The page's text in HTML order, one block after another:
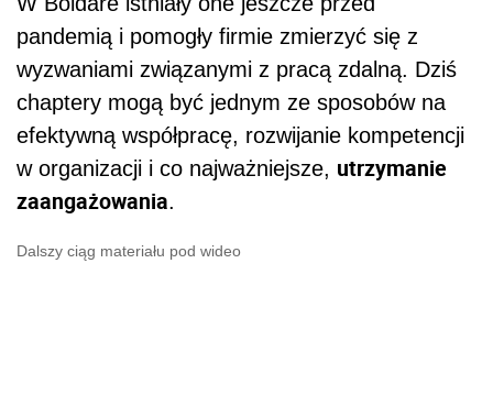
pandemią i pomogły firmie zmierzyć się z
wyzwaniami związanymi z pracą zdalną. Dziś
chaptery mogą być jednym ze sposobów na
efektywną współpracę, rozwijanie kompetencji
w organizacji i co najważniejsze, utrzymanie
zaangażowania.
Dalszy ciąg materiału pod wideo